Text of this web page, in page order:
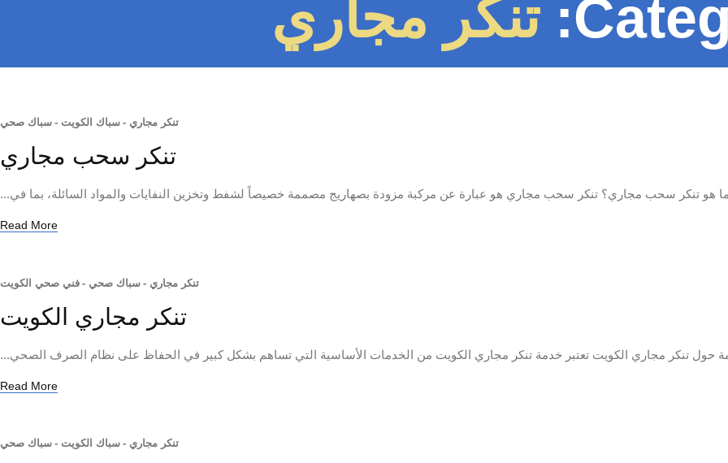
تنكر مجاري
تنكر مجاري - سباك الكويت - سباك صحي
تنكر سحب مجاري
هو تنكر سحب مجاري؟ تنكر سحب مجاري هو عبارة عن مركبة مزودة بصهاريج مصممة خصيصاً لشفط وتخزين النفايات والمواد السائلة، بما في...
Read More
تنكر مجاري - سباك صحي - فني صحي الكويت
تنكر مجاري الكويت
حول تنكر مجاري الكويت تعتبر خدمة تنكر مجاري الكويت من الخدمات الأساسية التي تساهم بشكل كبير في الحفاظ على نظام الصرف الصحي...
Read More
تنكر مجاري - سباك الكويت - سباك صحي